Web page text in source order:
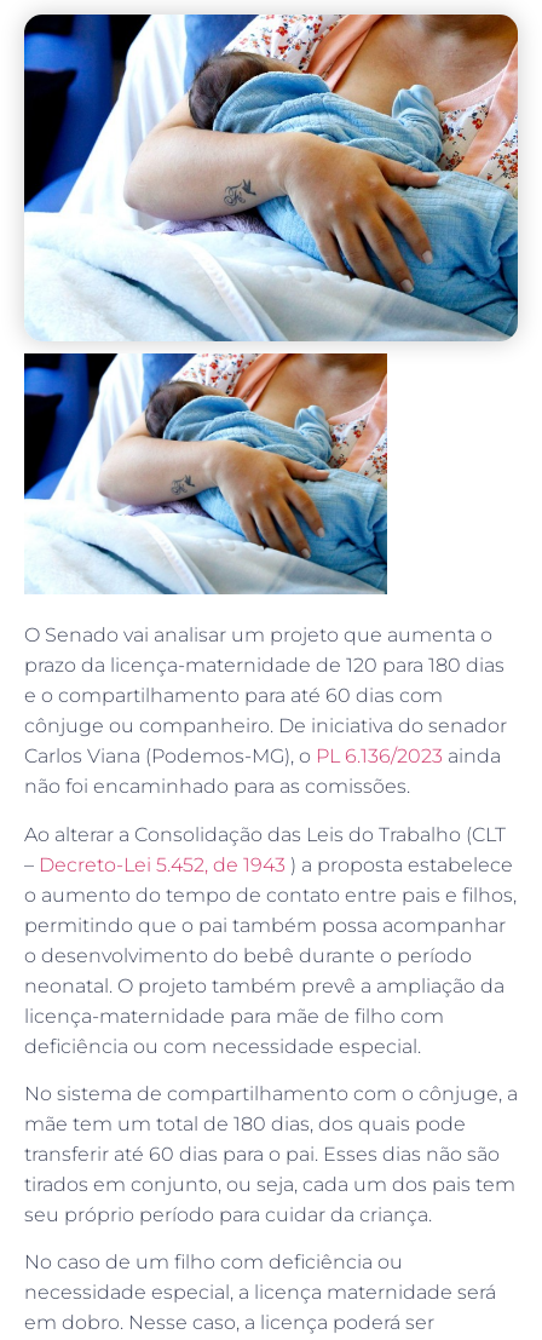
O Senado vai analisar um projeto que aumenta o
prazo da licença-maternidade de 120 para 180 dias
e o compartilhamento para até 60 dias com
cônjuge ou companheiro. De iniciativa do senador
Carlos Viana (Podemos-MG), o PL 6.136/2023 ainda
não foi encaminhado para as comissões.
Ao alterar a Consolidação das Leis do Trabalho (CLT
– Decreto-Lei 5.452, de 1943 ) a proposta estabelece
o aumento do tempo de contato entre pais e filhos,
permitindo que o pai também possa acompanhar
o desenvolvimento do bebê durante o período
neonatal. O projeto também prevê a ampliação da
licença-maternidade para mãe de filho com
deficiência ou com necessidade especial.
No sistema de compartilhamento com o cônjuge, a
mãe tem um total de 180 dias, dos quais pode
transferir até 60 dias para o pai. Esses dias não são
tirados em conjunto, ou seja, cada um dos pais tem
seu próprio período para cuidar da criança.
No caso de um filho com deficiência ou
necessidade especial, a licença maternidade será
em dobro. Nesse caso, a licença poderá ser